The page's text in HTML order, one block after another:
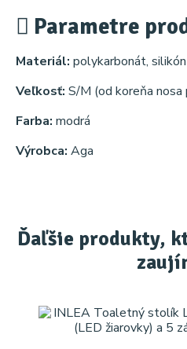
Parametre
Materiál: polykarbonát, silikón
Veľkosť: S/M (od koreňa nosa
Farba: modrá
Výrobca: Aga
Ďaľšie produkty,